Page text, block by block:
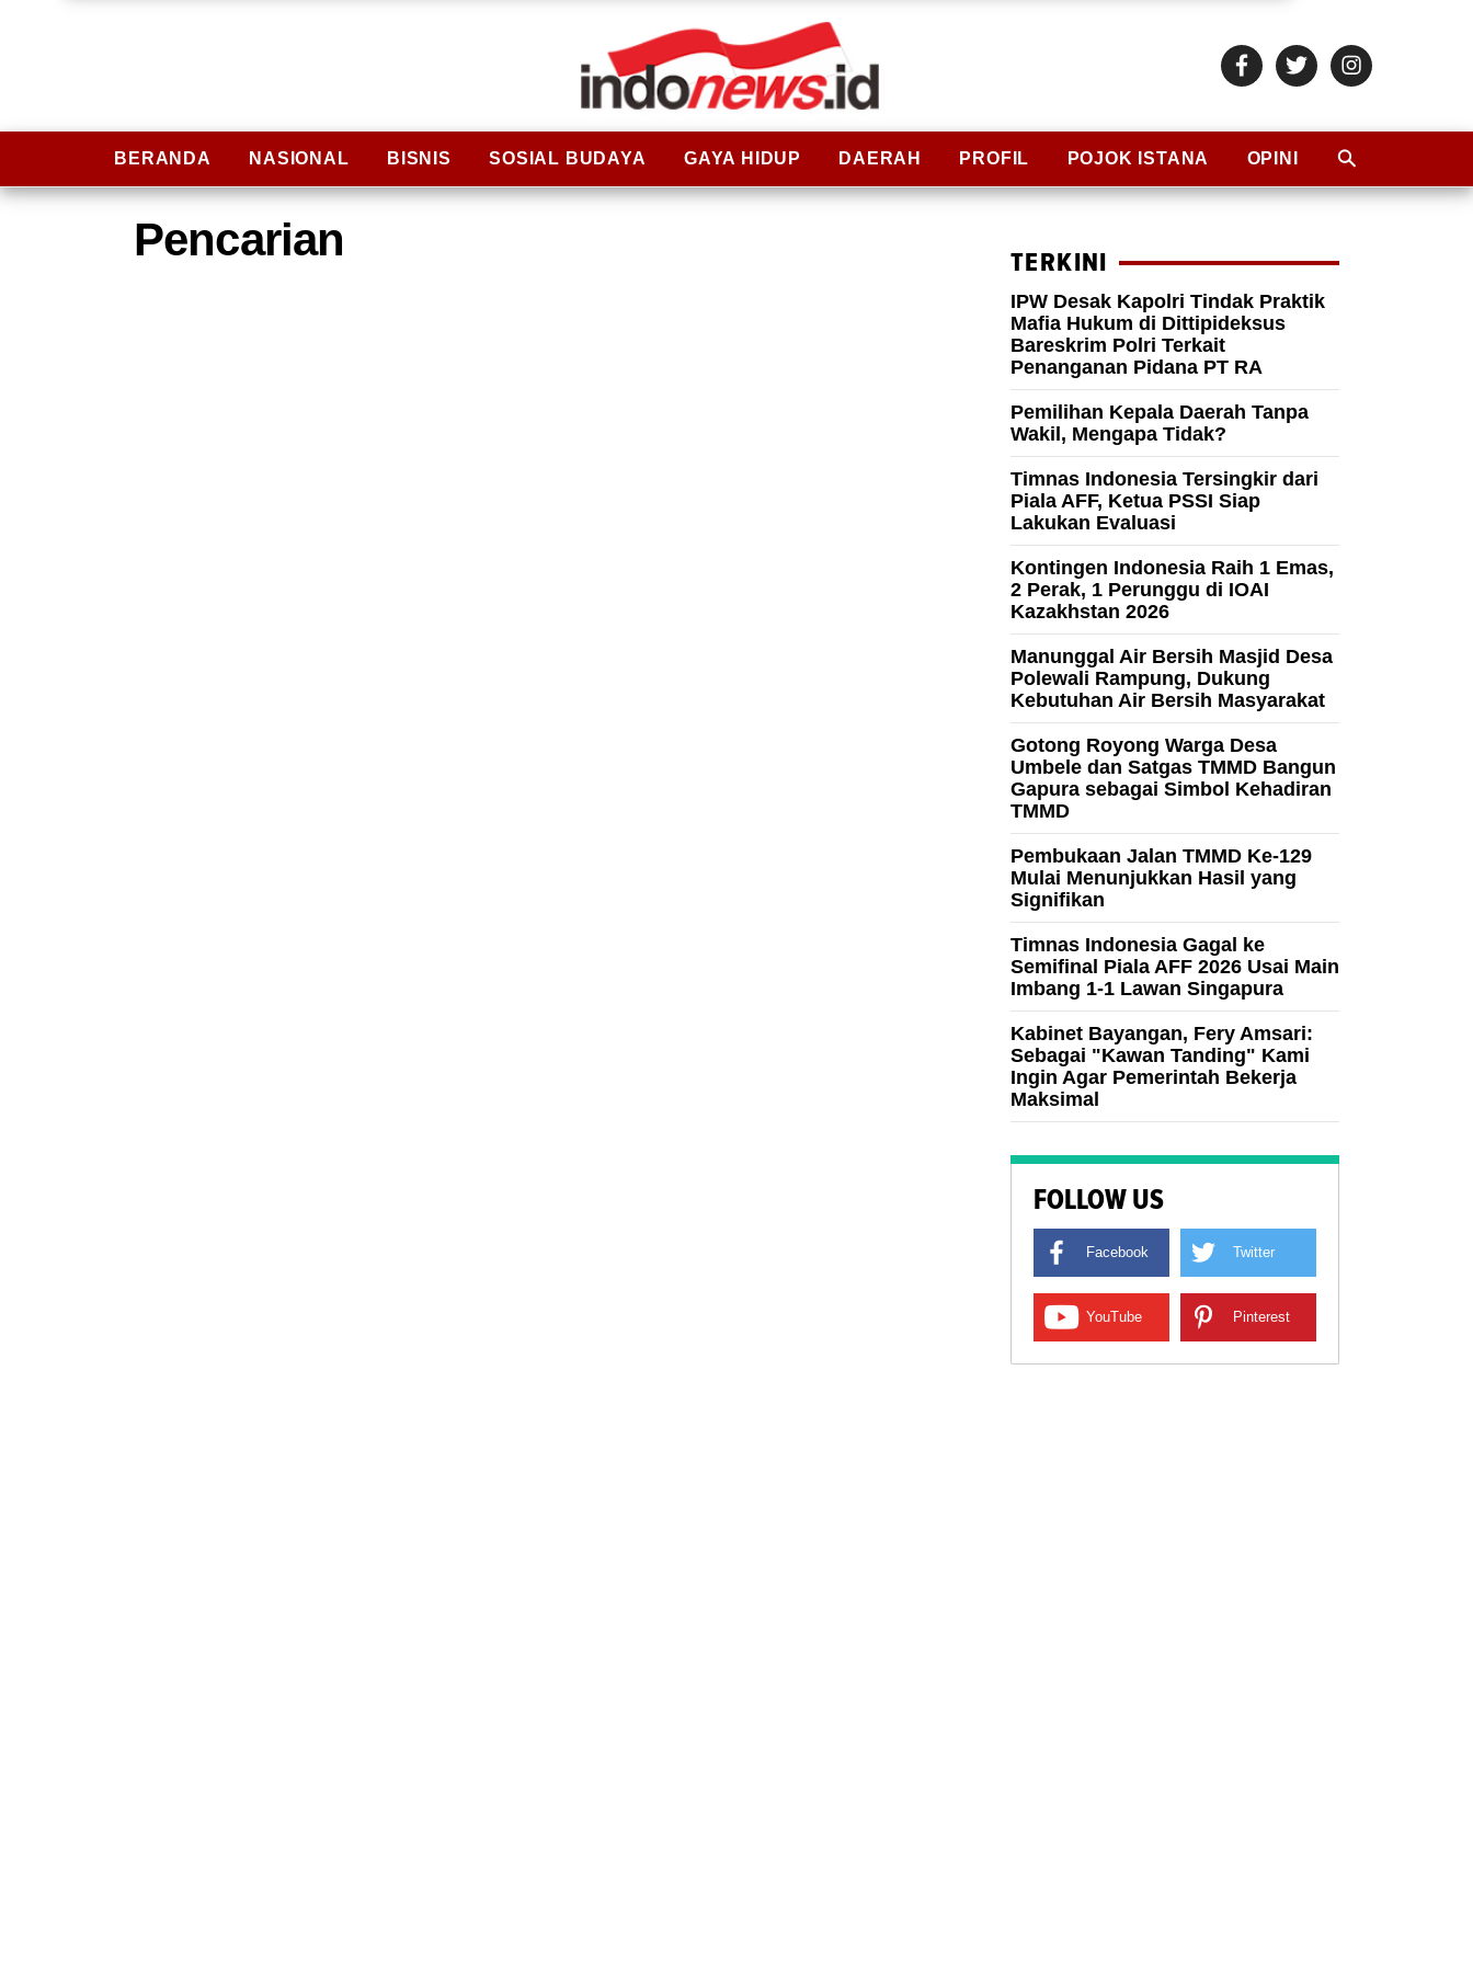
BERANDA NASIONAL BISNIS SOSIAL BUDAYA GAYA HIDUP DAERAH PROFIL POJOK ISTANA OPINI
Pencarian TERKINI
IPW Desak Kapolri Tindak Praktik
Mafia Hukum di Dittipideksus
Bareskrim Polri Terkait
Penanganan Pidana PT RA
Pemilihan Kepala Daerah Tanpa
Wakil, Mengapa Tidak?
Timnas Indonesia Tersingkir dari
Piala AFF, Ketua PSSI Siap
Lakukan Evaluasi
Kontingen Indonesia Raih 1 Emas,
2 Perak, 1 Perunggu di IOAI
Kazakhstan 2026
Manunggal Air Bersih Masjid Desa
Polewali Rampung, Dukung
Kebutuhan Air Bersih Masyarakat
Gotong Royong Warga Desa
Umbele dan Satgas TMMD Bangun
Gapura sebagai Simbol Kehadiran
TMMD
Pembukaan Jalan TMMD Ke-129
Mulai Menunjukkan Hasil yang
Signifikan
Timnas Indonesia Gagal ke
Semifinal Piala AFF 2026 Usai Main
Imbang 1-1 Lawan Singapura
Kabinet Bayangan, Fery Amsari:
Sebagai "Kawan Tanding" Kami
Ingin Agar Pemerintah Bekerja
Maksimal
FOLLOW US
Facebook Twitter
YouTube Pinterest